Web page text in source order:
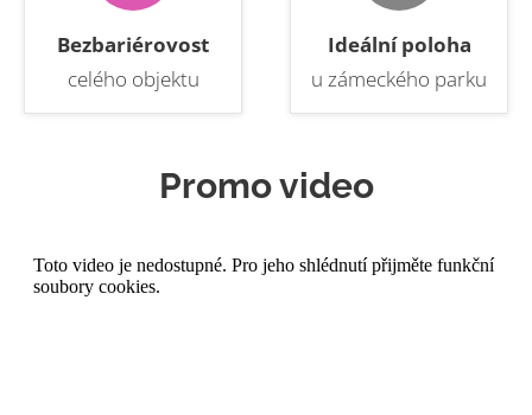
Bezbariérovost
celého objektu
Ideální poloha
u zámeckého parku
Promo video